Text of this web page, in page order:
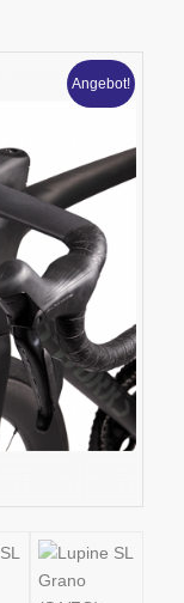
Angebot!